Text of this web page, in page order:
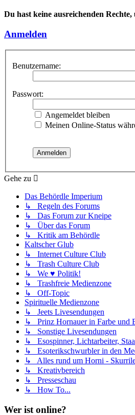
Du hast keine ausreichenden
Anmelden
Benutzername:
Passwort:
Angemeldet bleiben
Meinen Online-Status
Gehe zu
Das Behördle Imperium
↳ Regeln des Forums
↳ Das Forum zur Kneipe
↳ Über das Forum
↳ Kritik am Behördle
Kaltscher Glub
↳ Internet Culture Club
↳ Trash Culture Club
↳ We ♥ Politik!
↳ Trashfreie Medienzone
↳ Off-Topic
Spirituelle Medienzone
↳ Jeets Livesendungen
↳ Prinz Hornauer in Farbe und
↳ Sonstige Livesendungen
↳ Esospinner, Lichtarbeiter,
↳ Esoterikschwurbler in den
↳ Alles rund um Horni -
↳ Kreativbereich
↳ Presseschau
↳ How To...
Wer ist online?